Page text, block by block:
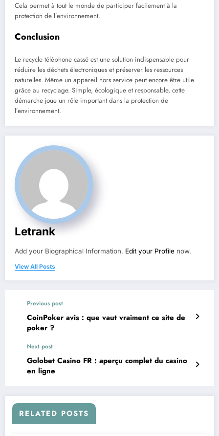
Cela permet à tout le monde de participer facilement à la
protection de l’environnement.
Conclusion
Le recycle téléphone cassé est une solution indispensable pour
réduire les déchets électroniques et préserver les ressources
naturelles. Même un appareil hors service peut encore être utile
grâce au recyclage. Simple, écologique et responsable, cette
démarche joue un rôle important dans la protection de
l’environnement.
Letrank
Add your Biographical Information. Edit your Profile now.
View All Posts
Previous post
CoinPoker avis : que vaut vraiment ce site de
poker ?
Next post
Golobet Casino FR : aperçu complet du casino
en ligne
RELATED POSTS